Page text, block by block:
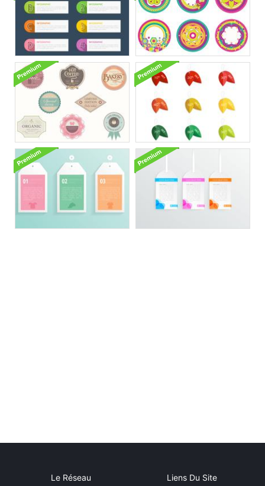
Le Réseau Liens Du Site